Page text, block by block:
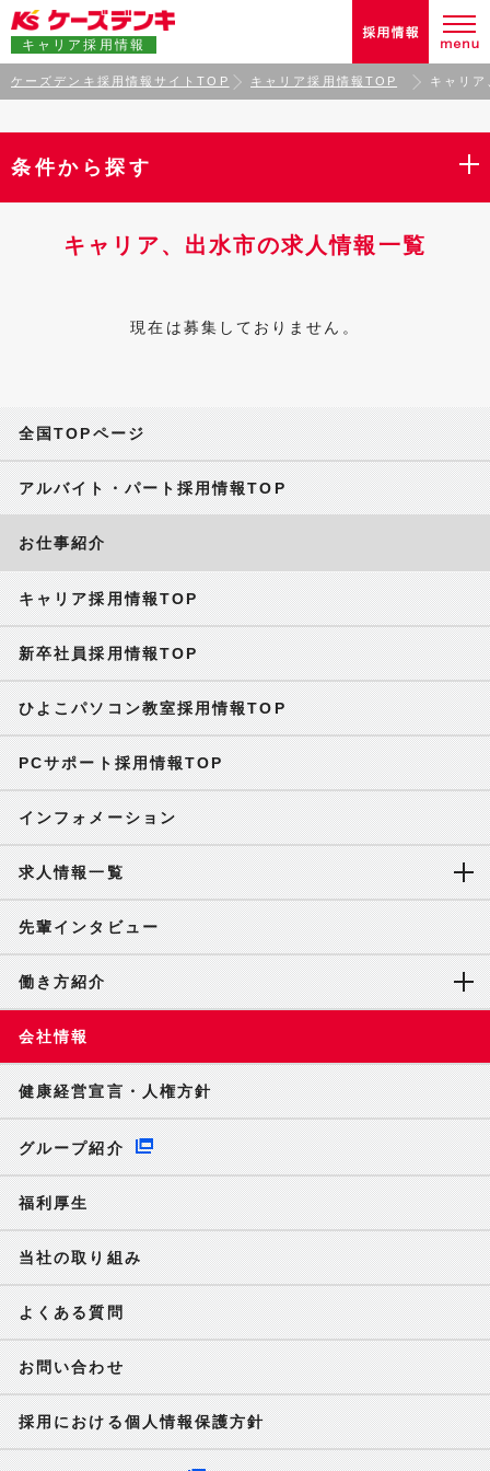
キャリア採用情報
ケーズデンキ採用情報サイトTOP キャリア採用情報TOP キャリ
条件から探す
キャリア、出水市の求人情報一覧
現在は募集しておりません。
全国TOPページ
アルバイト・パート採用情報TOP
お仕事紹介
キャリア採用情報TOP
新卒社員採用情報TOP
ひよこパソコン教室採用情報TOP
PCサポート採用情報TOP
インフォメーション
求人情報一覧
先輩インタビュー
働き方紹介
会社情報
健康経営宣言・人権方針
グループ紹介
福利厚生
当社の取り組み
よくある質問
お問い合わせ
採用における個人情報保護方針